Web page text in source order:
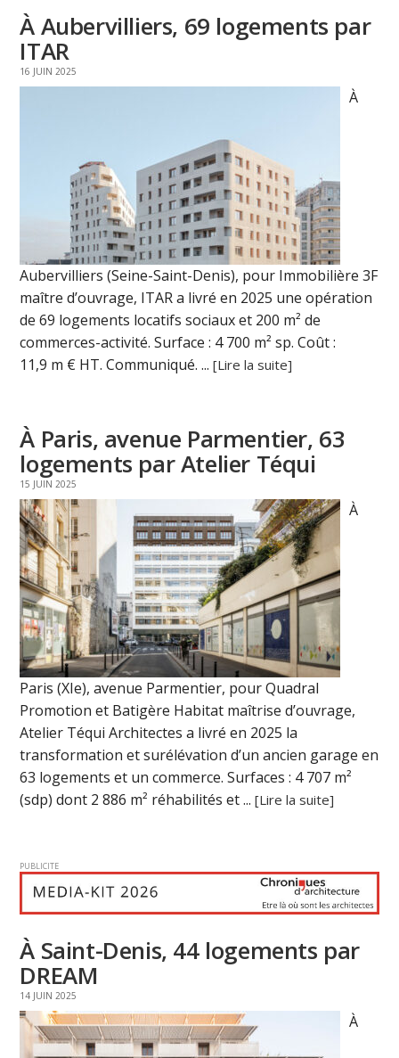
À Aubervilliers, 69 logements par
ITAR
16 JUIN 2025
À
Aubervilliers (Seine-Saint-Denis), pour Immobilière 3F
maître d’ouvrage, ITAR a livré en 2025 une opération
de 69 logements locatifs sociaux et 200 m² de
commerces-activité. Surface : 4 700 m² sp. Coût :
11,9 m € HT. Communiqué. ...[Lire la suite]
À Paris, avenue Parmentier, 63
logements par Atelier Téqui
15 JUIN 2025
À
Paris (XIe), avenue Parmentier, pour Quadral
Promotion et Batigère Habitat maîtrise d’ouvrage,
Atelier Téqui Architectes a livré en 2025 la
transformation et surélévation d’un ancien garage en
63 logements et un commerce. Surfaces : 4 707 m²
(sdp) dont 2 886 m² réhabilités et ...[Lire la suite]
PUBLICITE
À Saint-Denis, 44 logements par
DREAM
14 JUIN 2025
À